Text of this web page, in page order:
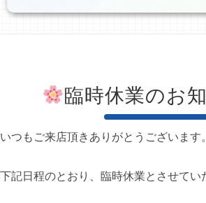
臨時休業のお
いつもご来店頂きありがとうございます。
下記日程のとおり、臨時休業とさせてい